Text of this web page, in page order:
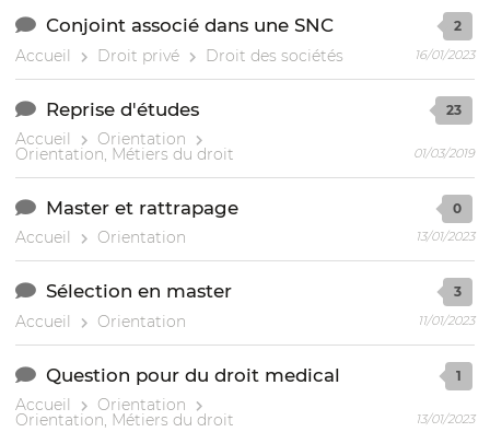
Conjoint associé dans une SNC
Accueil Droit privé Droit des sociétés
2
16/01/2023
Reprise d'études
Accueil Orientation
Orientation, Métiers du droit
23
01/03/2019
Master et rattrapage
Accueil Orientation
0
13/01/2023
Sélection en master
Accueil Orientation
3
11/01/2023
Question pour du droit medical
Accueil Orientation
Orientation, Métiers du droit
1
13/01/2023